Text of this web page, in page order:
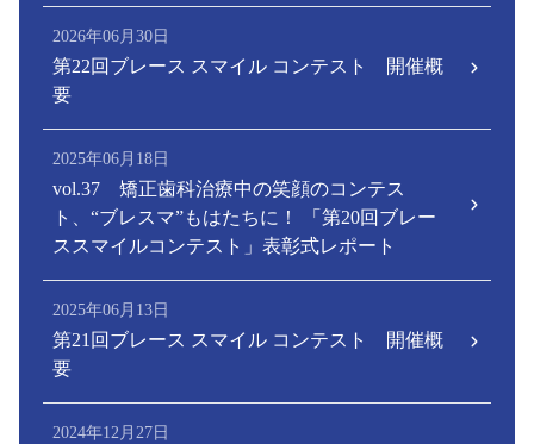
2026年06月30日
第22回ブレース スマイル コンテスト 開催概
要
2025年06月18日
vol.37 矯正歯科治療中の笑顔のコンテス
ト、“ブレスマ”もはたちに！ 「第20回ブレー
ススマイルコンテスト」表彰式レポート
2025年06月13日
第21回ブレース スマイル コンテスト 開催概
要
2024年12月27日